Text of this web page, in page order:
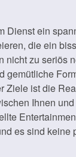
Dienst ein
die ein
nicht zu seriös
gemütliche
Ziele ist die
Ihnen
es sind keine